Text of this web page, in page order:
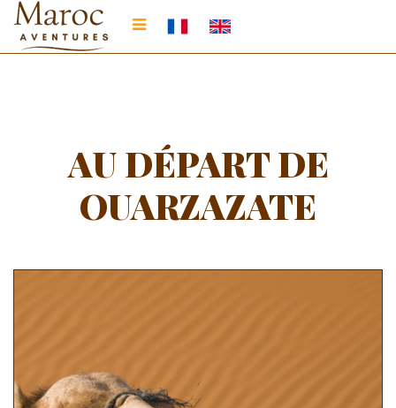
AU DÉPART DE
OUARZAZATE